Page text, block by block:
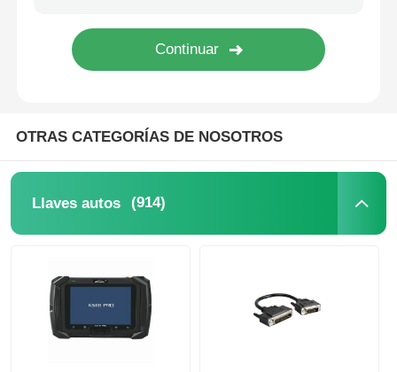
coche Concha de llave
programador de la llave del coche
microprocesador del transpondor
Máquina de cerrajería
OTRAS CATEGORÍAS DE NOSOTROS
Llaves autos (914)